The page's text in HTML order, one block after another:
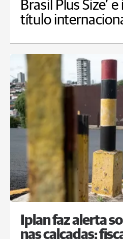
Brasil Plus Size’
título
Iplan faz alerta
nas calçadas: